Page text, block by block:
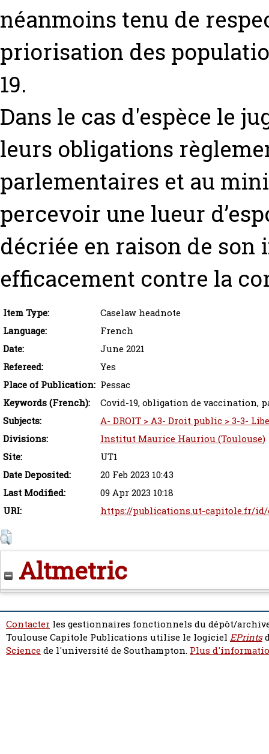
néanmoins tenu de
priorisation des
19.
Dans le cas d'espèce le
leurs obligations
parlementaires et au
percevoir une lueur
décriée en raison de son
efficacement contre la
Item Type:
Caselaw headnote
Language:
French
Date:
June 2021
Refereed:
Yes
Place of Publication: Pessac
Keywords (French):
Covid-19, obligation de vaccination,
Subjects:
A- DROIT > A3- Droit public > 3-3-
Divisions:
Institut Maurice Hauriou (Toulouse)
Site:
UT1
Date Deposited:
20 Feb 2023 10:43
Last Modified:
09 Apr 2023 10:18
URI:
https://publications.ut-capitole.fr/
Altmetric
Contacter les gestionnaires fonctionnels du dépôt/
Toulouse Capitole Publications utilise le logiciel EPrints
Sciencede l'université de Southampton. Plus